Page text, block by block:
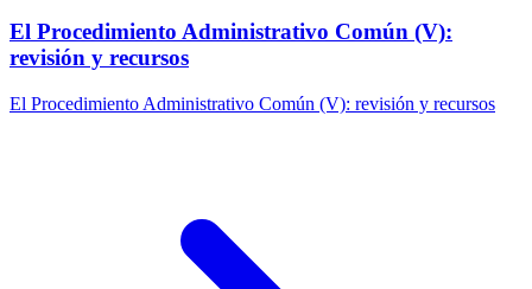
El Procedimiento Administrativo Común (V):
revisión y recursos
El Procedimiento Administrativo Común (V): revisión y recursos